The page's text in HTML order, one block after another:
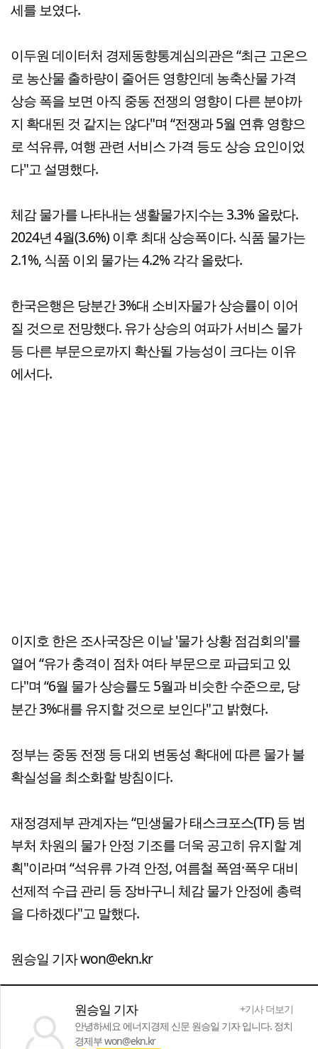
세를 보였다.
이두원 데이터처 경제동향통계심의관은 “최근 고온으
로 농산물 출하량이 줄어든 영향인데 농축산물 가격
상승 폭을 보면 아직 중동 전쟁의 영향이 다른 분야까
지 확대된 것 같지는 않다"며 “전쟁과 5월 연휴 영향으
로 석유류, 여행 관련 서비스 가격 등도 상승 요인이었
다"고 설명했다.
체감 물가를 나타내는 생활물가지수는 3.3% 올랐다.
2024년 4월(3.6%) 이후 최대 상승폭이다. 식품 물가는
2.1%, 식품 이외 물가는 4.2% 각각 올랐다.
한국은행은 당분간 3%대 소비자물가 상승률이 이어
질 것으로 전망했다. 유가 상승의 여파가 서비스 물가
등 다른 부문으로까지 확산될 가능성이 크다는 이유
에서다.
이지호 한은 조사국장은 이날 '물가 상황 점검회의'를
열어 “유가 충격이 점차 여타 부문으로 파급되고 있
다"며 “6월 물가 상승률도 5월과 비슷한 수준으로, 당
분간 3%대를 유지할 것으로 보인다"고 밝혔다.
정부는 중동 전쟁 등 대외 변동성 확대에 따른 물가 불
확실성을 최소화할 방침이다.
재정경제부 관계자는 “민생물가 태스크포스(TF) 등 범
부처 차원의 물가 안정 기조를 더욱 공고히 유지할 계
획"이라며 “석유류 가격 안정, 여름철 폭염·폭우 대비
선제적 수급 관리 등 장바구니 체감 물가 안정에 총력
을 다하겠다"고 말했다.
원승일 기자 won@ekn.kr
원승일 기자
+기사 더보기
안녕하세요 에너지경제 신문 원승일 기자 입니다. 정치
경제부 won@ekn.kr